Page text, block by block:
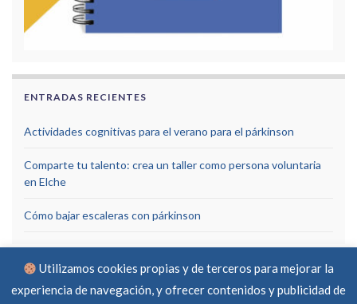
ENTRADAS RECIENTES
Actividades cognitivas para el verano para el párkinson
Comparte tu talento: crea un taller como persona voluntaria
en Elche
Cómo bajar escaleras con párkinson
Utilizamos cookies propias y de terceros para mejorar la
experiencia de navegación, y ofrecer contenidos y publicidad de